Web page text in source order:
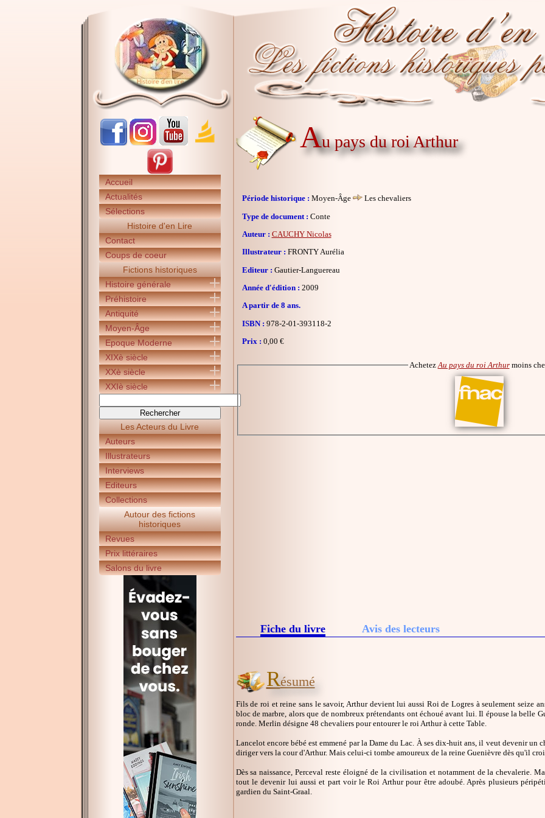
Accueil
Actualités
Sélections
Histoire d'en Lire
Contact
Coups de coeur
Fictions historiques
Histoire générale
Préhistoire
Antiquité
Moyen-Âge
Epoque Moderne
XIXè siècle
XXè siècle
XXIè siècle
Les Acteurs du Livre
Auteurs
Illustrateurs
Interviews
Editeurs
Collections
Autour des fictions
historiques
Revues
Prix littéraires
Salons du livre
Au pays du roi Arthur
Période historique : Moyen-Âge
Les chevaliers
Type de document : Conte
Auteur : CAUCHY Nicolas
Illustrateur : FRONTY Aurélia
Editeur : Gautier-Languereau
Année d'édition : 2009
A partir de 8 ans.
ISBN : 978-2-01-393118-2
Prix : 0,00 €
AchetezAu pays du roi Arthurmoins
Fiche du livre Avis des lecteurs
Résumé
Fils de roi et reine sans le savoir, Arthur devient lui aussi Roi de Logres à seulement seize
bloc de marbre, alors que de nombreux prétendants ont échoué avant lui. Il épouse la belle
ronde. Merlin désigne 48 chevaliers pour entourer le roi Arthur à cette Table.
Lancelot encore bébé est emmené par la Dame du Lac. À ses dix-huit ans, il veut devenir un
diriger vers la cour d'Arthur. Mais celui-ci tombe amoureux de la reine Guenièvre dès qu'il
Dès sa naissance, Perceval reste éloigné de la civilisation et notamment de la chevalerie.
tout le devenir lui aussi et part voir le Roi Arthur pour être adoubé. Après plusieurs
gardien du Saint-Graal.